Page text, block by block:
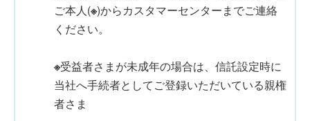
ご本人(※)からカスタマーセンターまでご連絡
ください。
※受益者さまが未成年の場合は、信託設定時に
当社へ手続者としてご登録いただいている親権
者さま